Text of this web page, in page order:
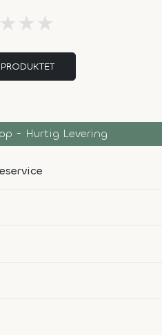
★ ★ ★
- Hurtig Levering